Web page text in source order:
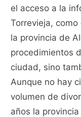
el acceso a la
Torrevieja,
la provincia de
procedimientos
ciudad, sino
Aunque no hay
volumen de
años la